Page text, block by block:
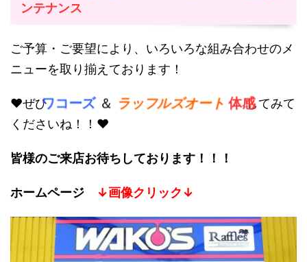
ンテナンス
ご予算・ご要望により、いろいろな組み合わせのメ
ニューを取り揃えております！
♥ぜひワコーズ ＆ ラッフルズオート 体感してみて
くださいね！！♥
皆様のご来店お待ちしております！！！
ホームページ ↓画像クリック↓